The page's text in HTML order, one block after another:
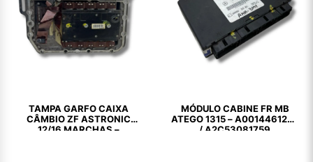
TAMPA GARFO CAIXA
CÂMBIO ZF ASTRONIC
12/16 MARCHAS –
MÓDULO CABINE FR MB
ATEGO 1315 – A0014461202
/ A2C53081759